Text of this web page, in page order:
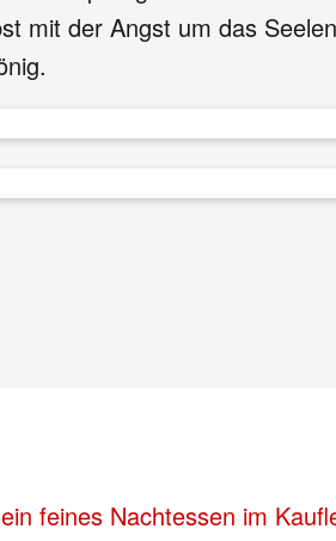
mit der Angst um das
feines Nachtessen im